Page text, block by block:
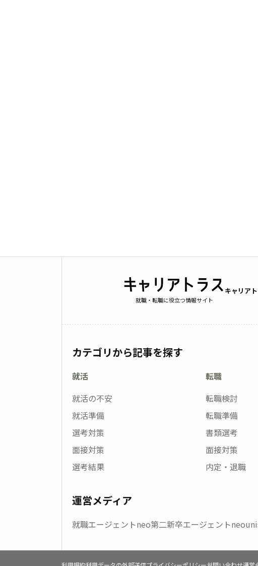
就職・転職に役立つ情報サイト
キャリア
カテゴリから記事を探す
就活
就活の不安
就活準備
選考対策
面接対策
選考結果
転職
転職検討
転職準備
書類選考
面接対策
内定・退職
運営メディア
就職エージェントneo第二新卒エージェントneo